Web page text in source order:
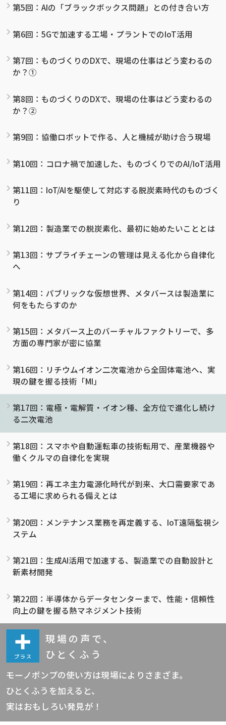
第5回：AIの「ブラックボックス問題」との付き合い方
第6回：5Gで加速する工場・プラントでのIoT活用
第7回：ものづくりのDXで、現場の仕事はどう変わるの
か？①
第8回：ものづくりのDXで、現場の仕事はどう変わるの
か？②
第9回：協働ロボットで作る、人と機械が助け合う現場
第10回：コロナ禍で加速した、ものづくりでのAI/IoT活用
第11回：IoT/AIを駆使して対応する脱炭素時代のものづく
り
第12回：製造業での脱炭素化、最初に始めたいこととは
第13回：サプライチェーンの管理は見える化から自律化
へ
第14回：パブリックな仮想世界、メタバースは製造業に
何をもたらすのか
第15回：メタバース上のバーチャルファクトリーで、多
方面の専門家が密に協業
第16回：リチウムイオン二次電池から全固体電池へ、実
現の鍵を握る技術「MI」
第17回：電極・電解質・イオン種、全方位で進化し続け
る二次電池
第18回：スマホや自動運転車の技術転用で、産業機器や
働くクルマの自律化を実現
第19回：再エネ主力電源化時代が到来、大口需要家であ
る工場に求められる備えとは
第20回：メンテナンス業務を再定義する、IoT遠隔監視シ
ステム
第21回：生成AI活用で加速する、製造業での自動設計と
新素材開発
第22回：半導体からデータセンターまで、性能・信頼性
向上の鍵を握る熱マネジメント技術
現場の声で、
ひとくふう
モーノポンプの使い方は現場によりさまざま。
ひとくふうを加えると、
実はおもしろい発見が！